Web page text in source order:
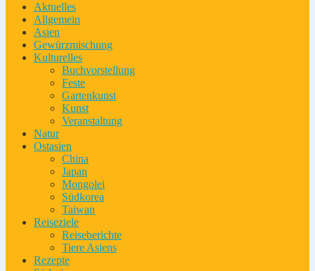
Aktuelles
Allgemein
Asien
Gewürzmischung
Kulturelles
Buchvorstellung
Feste
Gartenkunst
Kunst
Veranstaltung
Natur
Ostasien
China
Japan
Mongolei
Südkorea
Taiwan
Reiseziele
Reiseberichte
Tiere Asiens
Rezepte